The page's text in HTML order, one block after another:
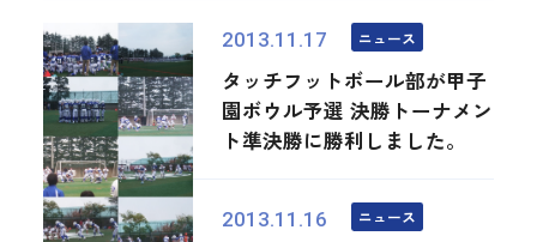
2013.11.17 ニュース
タッチフットボール部が甲子
園ボウル予選 決勝トーナメン
ト準決勝に勝利しました。
2013.11.16 ニュース